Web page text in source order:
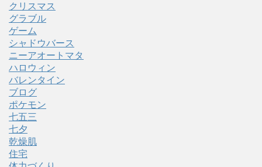
クリスマス
グラブル
ゲーム
シャドウバース
ニーアオートマタ
ハロウィン
バレンタイン
ブログ
ポケモン
七五三
七夕
乾燥肌
住宅